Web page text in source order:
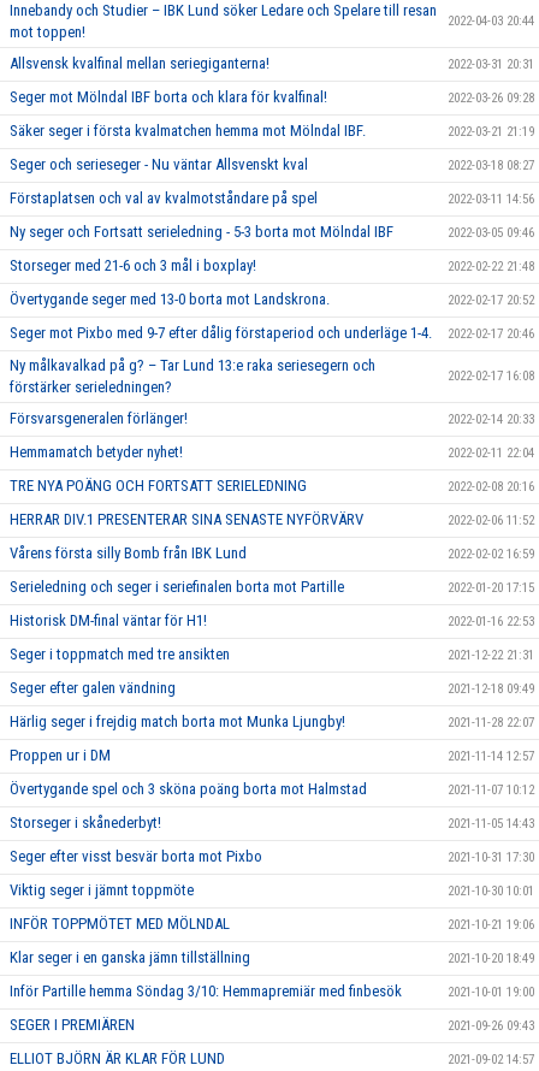
Innebandy och Studier – IBK Lund söker Ledare och Spelare till resan
mot toppen!
2022-04-03 20:44
Allsvensk kvalfinal mellan seriegiganterna! 2022-03-31 20:31
Seger mot Mölndal IBF borta och klara för kvalfinal! 2022-03-26 09:28
Säker seger i första kvalmatchen hemma mot Mölndal IBF. 2022-03-21 21:19
Seger och serieseger - Nu väntar Allsvenskt kval 2022-03-18 08:27
Förstaplatsen och val av kvalmotståndare på spel 2022-03-11 14:56
Ny seger och Fortsatt serieledning - 5-3 borta mot Mölndal IBF 2022-03-05 09:46
Storseger med 21-6 och 3 mål i boxplay! 2022-02-22 21:48
Övertygande seger med 13-0 borta mot Landskrona. 2022-02-17 20:52
Seger mot Pixbo med 9-7 efter dålig förstaperiod och underläge 1-4. 2022-02-17 20:46
Ny målkavalkad på g? – Tar Lund 13:e raka seriesegern och
förstärker serieledningen?
2022-02-17 16:08
Försvarsgeneralen förlänger! 2022-02-14 20:33
Hemmamatch betyder nyhet! 2022-02-11 22:04
TRE NYA POÄNG OCH FORTSATT SERIELEDNING 2022-02-08 20:16
HERRAR DIV.1 PRESENTERAR SINA SENASTE NYFÖRVÄRV 2022-02-06 11:52
Vårens första silly Bomb från IBK Lund 2022-02-02 16:59
Serieledning och seger i seriefinalen borta mot Partille 2022-01-20 17:15
Historisk DM-final väntar för H1! 2022-01-16 22:53
Seger i toppmatch med tre ansikten 2021-12-22 21:31
Seger efter galen vändning 2021-12-18 09:49
Härlig seger i frejdig match borta mot Munka Ljungby! 2021-11-28 22:07
Proppen ur i DM 2021-11-14 12:57
Övertygande spel och 3 sköna poäng borta mot Halmstad 2021-11-07 10:12
Storseger i skånederbyt! 2021-11-05 14:43
Seger efter visst besvär borta mot Pixbo 2021-10-31 17:30
Viktig seger i jämnt toppmöte 2021-10-30 10:01
INFÖR TOPPMÖTET MED MÖLNDAL 2021-10-21 19:06
Klar seger i en ganska jämn tillställning 2021-10-20 18:49
Inför Partille hemma Söndag 3/10: Hemmapremiär med finbesök 2021-10-01 19:00
SEGER I PREMIÄREN 2021-09-26 09:43
ELLIOT BJÖRN ÄR KLAR FÖR LUND 2021-09-02 14:57